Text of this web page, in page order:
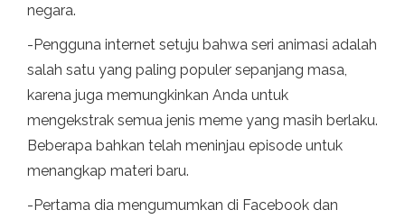
negara.
-Pengguna internet setuju bahwa seri animasi adalah
salah satu yang paling populer sepanjang masa,
karena juga memungkinkan Anda untuk
mengekstrak semua jenis meme yang masih berlaku.
Beberapa bahkan telah meninjau episode untuk
menangkap materi baru.
-Pertama dia mengumumkan di Facebook dan